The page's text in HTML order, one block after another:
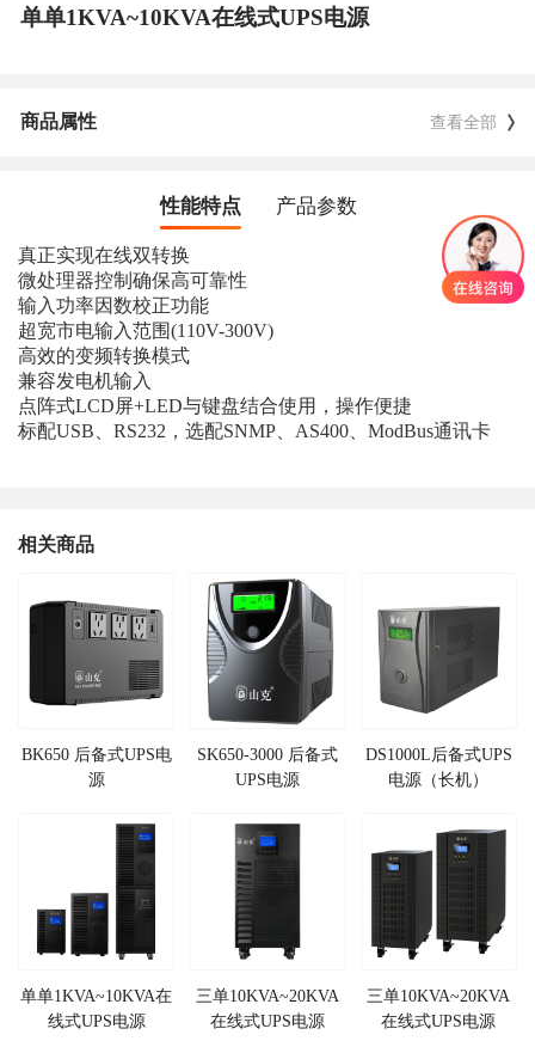
单单1KVA~10KVA在线式UPS电源
商品属性 查看全部
性能特点 产品参数
真正实现在线双转换
微处理器控制确保高可靠性
输入功率因数校正功能
超宽市电输入范围(110V-300V)
高效的变频转换模式
兼容发电机输入
点阵式LCD屏+LED与键盘结合使用，操作便捷
标配USB、RS232，选配SNMP、AS400、ModBus通讯卡
相关商品
BK650 后备式UPS电
源
SK650-3000 后备式
UPS电源
DS1000L后备式UPS
电源（长机）
单单1KVA~10KVA在
线式UPS电源
三单10KVA~20KVA
在线式UPS电源
三单10KVA~20KVA
在线式UPS电源